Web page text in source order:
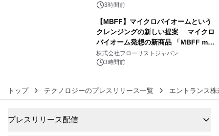
3時間前
【MBFF】マイクロバイオームという
クレンジングの新しい提案 マイクロ
バイオーム発想の新商品 「MBFF mb
クレンジングPRO」を2026年8月6日
発売
株式会社フローリストジャパン
3時間前
トップ テクノロジーのプレスリリース一覧 エントランス株
プレスリリース配信